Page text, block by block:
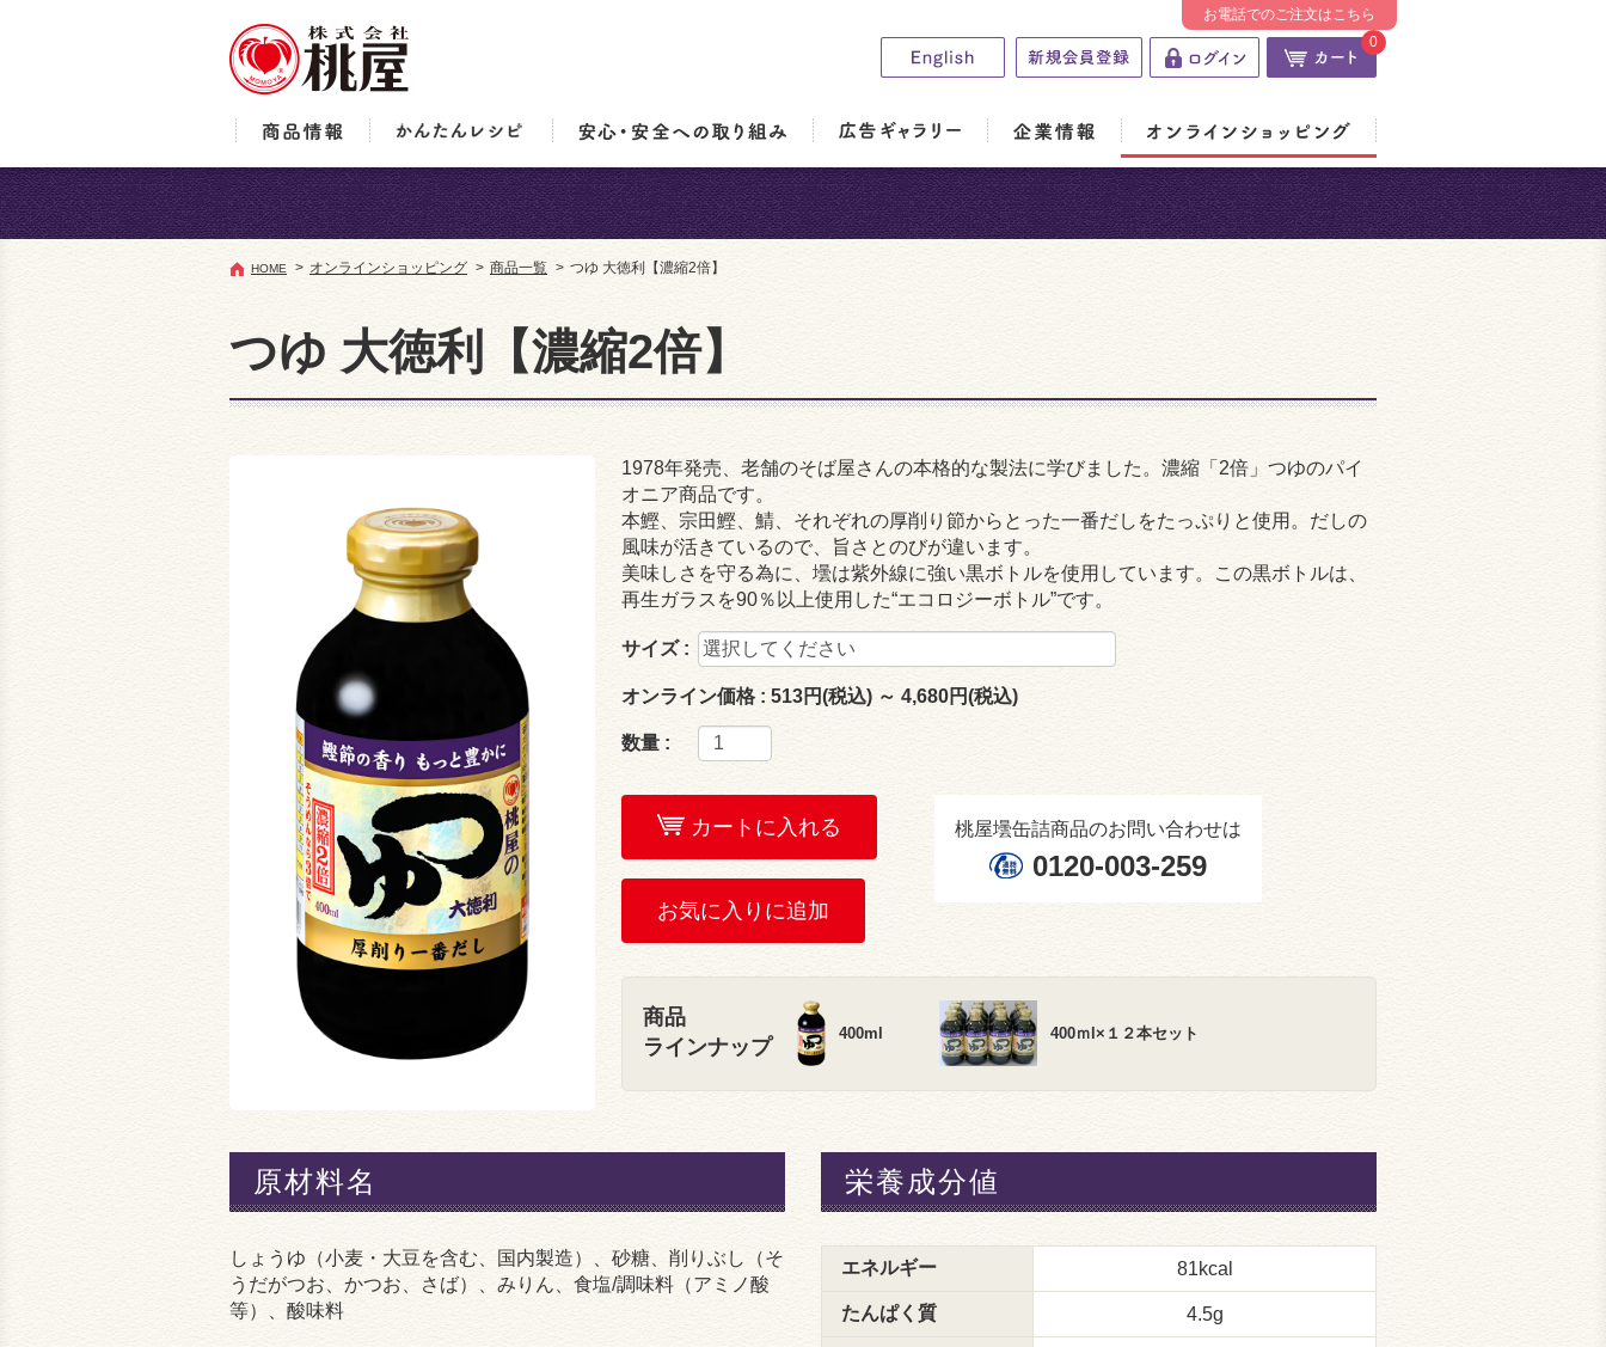
0
お電話でのご注文はこちら
HOME > オンラインショッピング > 商品一覧 > つゆ 大徳利【濃縮2倍】
つゆ 大徳利【濃縮2倍】
1978年発売、老舗のそば屋さんの本格的な製法に学びました。濃縮「2倍」つゆのパイ
オニア商品です。
本鰹、宗田鰹、鯖、それぞれの厚削り節からとった一番だしをたっぷりと使用。だしの
風味が活きているので、旨さとのびが違います。
美味しさを守る為に、壜は紫外線に強い黒ボトルを使用しています。この黒ボトルは、
再生ガラスを90％以上使用した“エコロジーボトル”です。
サイズ :
オンライン価格 : 513円(税込) ～ 4,680円(税込)
数量 :
カートに入れる
お気に入りに追加
桃屋壜缶詰商品のお問い合わせは
0120-003-259
商品
ラインナップ
400ml 400ｍl×１２本セット
原材料名
しょうゆ（小麦・大豆を含む、国内製造）、砂糖、削りぶし（そ
うだがつお、かつお、さば）、みりん、食塩/調味料（アミノ酸
等）、酸味料
栄養成分値
エネルギー 81kcal
たんぱく質 4.5g